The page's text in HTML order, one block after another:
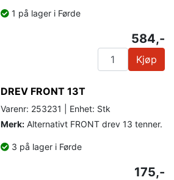
1 på lager i Førde
584,-
Kjøp
DREV FRONT 13T
Varenr: 253231 | Enhet: Stk
Merk: Alternativt FRONT drev 13 tenner.
3 på lager i Førde
175,-